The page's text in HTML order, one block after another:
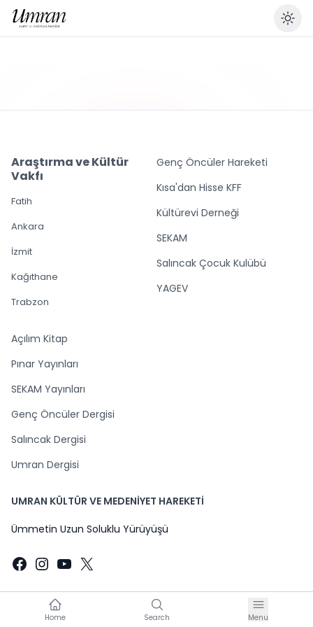
Home Search Menu
Araştırma ve Kültür
Vakfı
Fatih
Ankara
İzmit
Kağıthane
Trabzon
Genç Öncüler Hareketi
Kısa'dan Hisse KFF
Kültürevi Derneği
SEKAM
Salıncak Çocuk Kulübü
YAGEV
Açılım Kitap
Pınar Yayınları
SEKAM Yayınları
Genç Öncüler Dergisi
Salıncak Dergisi
Umran Dergisi
UMRAN KÜLTÜR VE MEDENİYET HAREKETİ
Ümmetin Uzun Soluklu Yürüyüşü
Facebook
Instagram
YouTube
X